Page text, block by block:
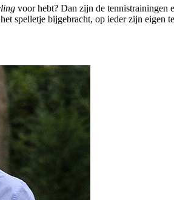
voor hebt? Dan zijn de tennistrainingen
spelletje bijgebracht, op ieder zijn eigen